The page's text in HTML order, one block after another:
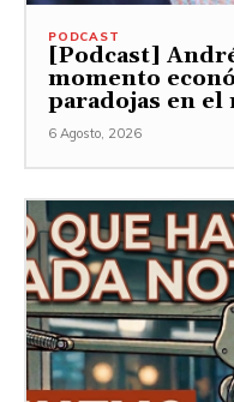
PODCAST
[Podcast]
momento
paradojas en el
6 Agosto, 2026